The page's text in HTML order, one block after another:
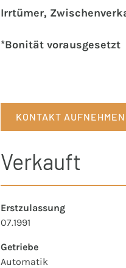
Irrtümer,
*Bonität vorausgesetzt
KONTAKT AUFNEHMEN
Verkauft
Erstzulassung
07.1991
Getriebe
Automatik